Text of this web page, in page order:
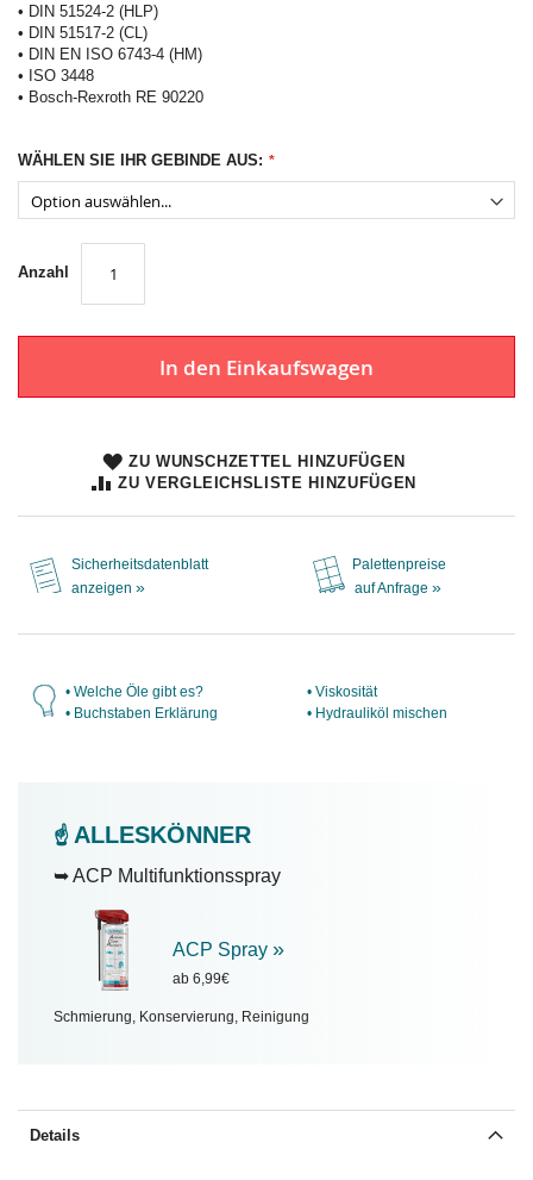
• DIN 51524-2 (HLP)
• DIN 51517-2 (CL)
• DIN EN ISO 6743-4 (HM)
• ISO 3448
• Bosch-Rexroth RE 90220
WÄHLEN SIE IHR GEBINDE AUS:
Anzahl
In den Einkaufswagen
ZU WUNSCHZETTEL HINZUFÜGEN
ZU VERGLEICHSLISTE HINZUFÜGEN
Sicherheitsdatenblatt
anzeigen »
Palettenpreise
auf Anfrage »
• Welche Öle gibt es?
• Buchstaben Erklärung
• Viskosität
• Hydrauliköl mischen
☝️ ALLESKÖNNER
➥ ACP Multifunktionsspray
ACP Spray »
ab 6,99€
Schmierung, Konservierung, Reinigung
Details